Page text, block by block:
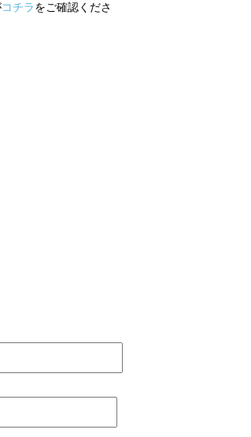
コチラをご確認くださ